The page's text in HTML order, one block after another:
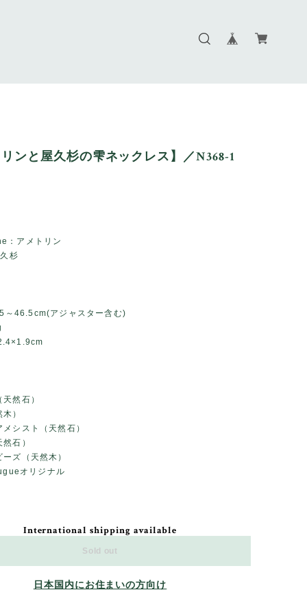
ンと屋久杉の雫ネックレス】／N368-1
：アメトリン
杉
～46.5cm(アジャスター含む)
然石）
）
シスト（天然石）
石）
ズ（天然木）
オリジナル
International shipping available
Sold out
日本国内にお住まいの方向け